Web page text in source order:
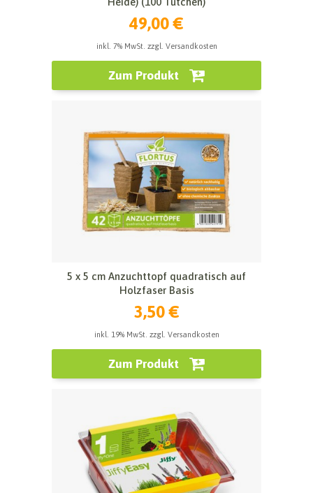
49,00 €
inkl. 7% MwSt. zzgl. Versandkosten
Zum Produkt
5 x 5 cm Anzuchttopf quadratisch auf
Holzfaser Basis
3,50 €
inkl. 19% MwSt. zzgl. Versandkosten
Zum Produkt